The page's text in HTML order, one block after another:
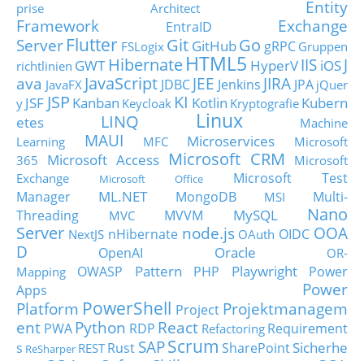
prise Architect
Entity
Framework
EntraID
Exchange
Server Flutter FSLogix Git GitHubGo gRPC Gruppen
richtlinien GWT HibernateHTML5 HyperVIIS iOSJ
ava JavaFX JavaScript JDBC JEE Jenkins JIRA JPA jQuer
y JSF JSP Kanban Keycloak KI Kotlin Kryptografie Kubern
etes
LINQ Linux
Machine
Learning
MAUI MFC Microservices
Microsoft
365
Microsoft Access Microsoft CRM
Microsoft
Exchange
Microsoft Office
Microsoft Test
Manager
ML.NET MongoDB MSI
Multi-
Threading
MVC MVVM MySQL
Nano
Server NextJS nHibernate node.js OAuth OIDC OOA
D
OpenAI Oracle
OR-
Mapping
OWASP Pattern PHP Playwright
Power
Apps
Power
Platform PowerShell Project Projektmanagem
ent PWA Python RDP React Refactoring Requirement
s ReSharper RESTRust SAPScrum SharePointSicherhe